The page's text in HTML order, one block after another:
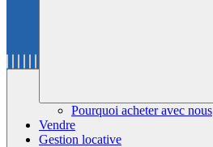
Pourquoi acheter avec nous
Vendre
Gestion locative